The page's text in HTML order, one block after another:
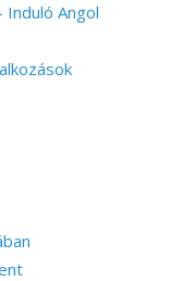
Induló Angol